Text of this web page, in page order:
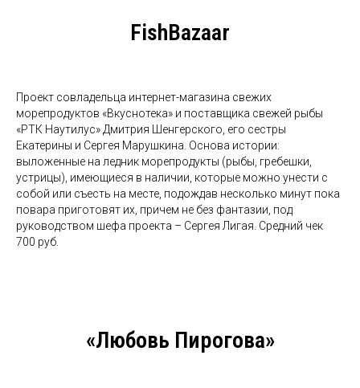
FishBazaar
Проект совладельца интернет-магазина свежих
морепродуктов «Вкуснотека» и поставщика свежей рыбы
«РТК Наутилус» Дмитрия Шенгерского, его сестры
Екатерины и Сергея Марушкина. Основа истории:
выложенные на ледник морепродукты (рыбы, гребешки,
устрицы), имеющиеся в наличии, которые можно унести с
собой или съесть на месте, подождав несколько минут пока
повара приготовят их, причем не без фантазии, под
руководством шефа проекта – Сергея Лигая. Средний чек
700 руб.
«Любовь Пирогова»